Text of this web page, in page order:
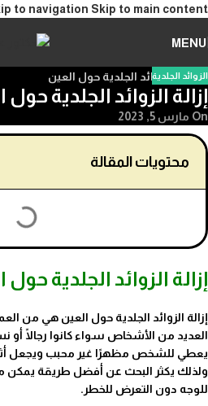
to navigation Skip to main content
MENU
الزوائد الجلدية
إزالة الزوائد الجلدية حول
On مارس 5, 2023
محتويات المقالة
إزالة الزوائد الجلدية حول
إزالة الزوائد الجلدية حول العين هي من
العديد من الأشخاص سواء كانوا رجالًا أو
يعطي للشخص مظهرًا غير محبب ويجعل
ولذلك يكثر البحث عن أفضل طريقة يمكن
للوجه دون التعرض للخطر.